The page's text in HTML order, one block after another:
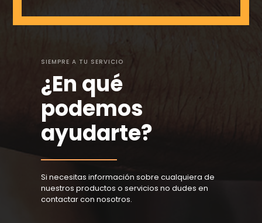
SIEMPRE A TU SERVICIO
¿En qué
podemos
ayudarte?
Si necesitas información sobre cualquiera de
nuestros productos o servicios no dudes en
contactar con nosotros.